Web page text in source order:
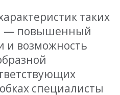
таких
— повышенный
и возможность
специалисты